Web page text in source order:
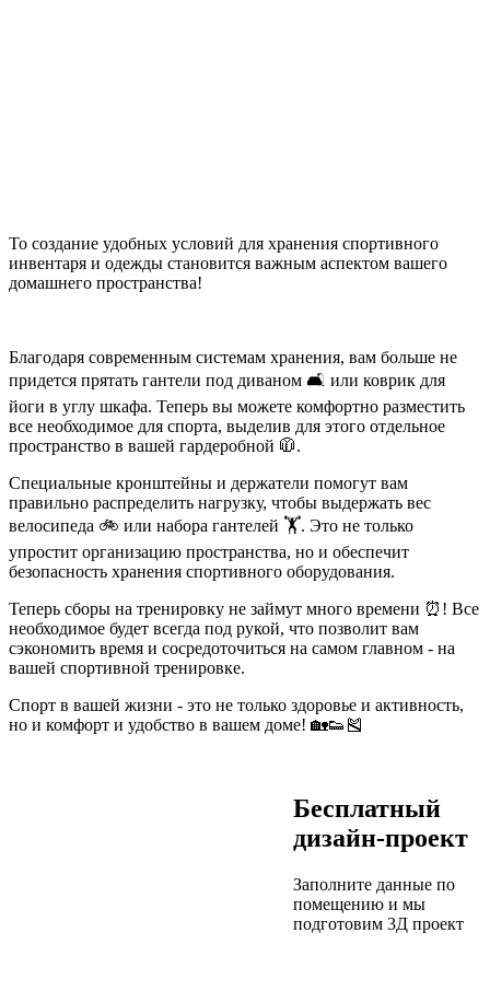
То создание удобных условий для хранения спортивного
инвентаря и одежды становится важным аспектом вашего
домашнего пространства!
Благодаря современным системам хранения, вам больше не
придется прятать гантели под диваном 🛋 или коврик для
йоги в углу шкафа. Теперь вы можете комфортно разместить
все необходимое для спорта, выделив для этого отдельное
пространство в вашей гардеробной 🧥.
Специальные кронштейны и держатели помогут вам
правильно распределить нагрузку, чтобы выдержать вес
велосипеда 🚲 или набора гантелей 🏋️. Это не только
упростит организацию пространства, но и обеспечит
безопасность хранения спортивного оборудования.
Теперь сборы на тренировку не займут много времени ⏰! Все
необходимое будет всегда под рукой, что позволит вам
сэкономить время и сосредоточиться на самом главном - на
вашей спортивной тренировке.
Спорт в вашей жизни - это не только здоровье и активность,
но и комфорт и удобство в вашем доме! 🏡👟🎽
Бесплатный
дизайн-проект
Заполните данные по
помещению и мы
подготовим 3Д проект